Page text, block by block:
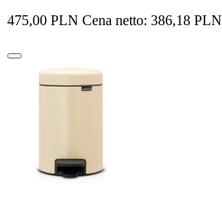
475,00 PLN Cena netto: 386,18 PLN